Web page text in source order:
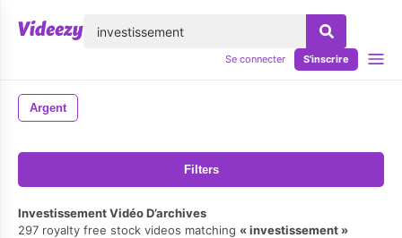
Se connecter S'inscrire
Argent
Filters
Investissement Vidéo D’archives
297 royalty free stock videos matching
investissement